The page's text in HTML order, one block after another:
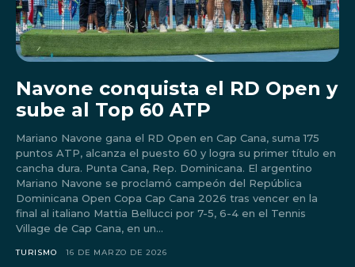
Navone conquista el RD Open y
sube al Top 60 ATP
Mariano Navone gana el RD Open en Cap Cana, suma 175
puntos ATP, alcanza el puesto 60 y logra su primer título en
cancha dura. Punta Cana, Rep. Dominicana. El argentino
Mariano Navone se proclamó campeón del República
Dominicana Open Copa Cap Cana 2026 tras vencer en la
final al italiano Mattia Bellucci por 7-5, 6-4 en el Tennis
Village de Cap Cana, en un...
TURISMO 16 DE MARZO DE 2026